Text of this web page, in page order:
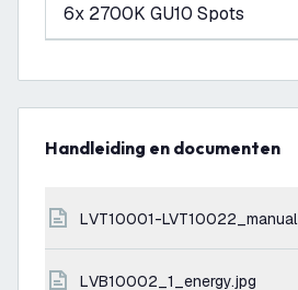
6x 2700K GU10 Spots
Handleiding en documenten
LVT10001-LVT10022_manual
LVB10002_1_energy.jpg